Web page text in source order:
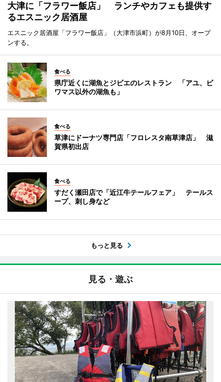
大津に「フラワー飯店」 ランチやカフェも提供す
るエスニック居酒屋
エスニック居酒屋「フラワー飯店」（大津市浜町）が8月10日、オープ
ンする。
食べる
県庁近くに湖魚とジビエのレストラン 「アユ、ビ
ワマス以外の湖魚も」
食べる
草津にドーナツ専門店「フロレスタ南草津店」 滋
賀県初出店
食べる
すだく瀬田店で「近江牛テールフェア」 テールス
ープ、刺し身など
もっと見る
見る・遊ぶ